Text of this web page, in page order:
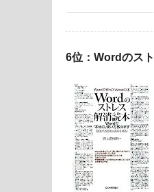
6位：Wordのス